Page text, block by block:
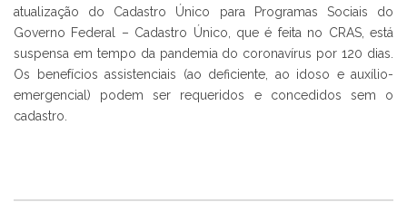
atualização do Cadastro Único para Programas Sociais do
Governo Federal – Cadastro Único, que é feita no CRAS, está
suspensa em tempo da pandemia do coronavírus por 120 dias.
Os benefícios assistenciais (ao deficiente, ao idoso e auxílio-
emergencial) podem ser requeridos e concedidos sem o
cadastro.